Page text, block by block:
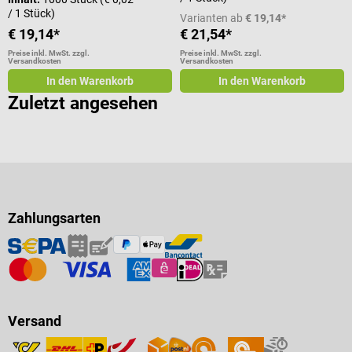
/ 1 Stück)
€ 19,14*
Preise inkl. MwSt. zzgl.
Versandkosten
In den Warenkorb
Varianten ab € 19,14*
€ 21,54*
Preise inkl. MwSt. zzgl.
Versandkosten
In den Warenkorb
Zuletzt angesehen
Zahlungsarten
Versand